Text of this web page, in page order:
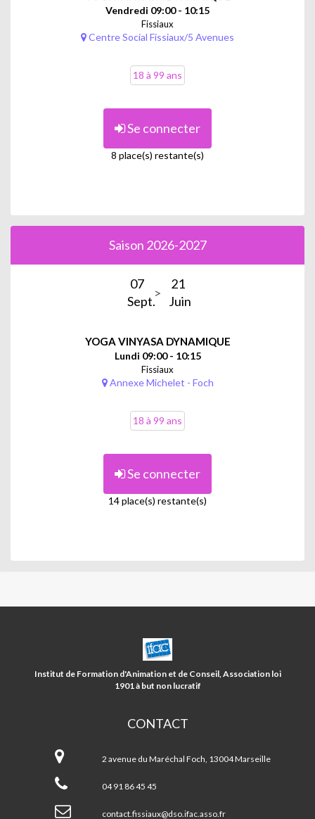
Vendredi 09:00 - 10:15
Fissiaux
Centre Social Fissiaux/5 Avenues
18 à 99 ans
Se connecter
8 place(s) restante(s)
Saison 2026-2027
07
Sept.
21
Juin
YOGA VINYASA DYNAMIQUE
Lundi 09:00 - 10:15
Fissiaux
Annexe Michelet - Foch
18 à 99 ans
Se connecter
14 place(s) restante(s)
CENTRE
SOCIAL
FISSIAUX/5
AVENUES
Institut de Formation d'Animation et de Conseil, Association loi
1901 à but non lucratif
CONTACT
social
FISSIAUX/5
AVENUES
2 avenue du Maréchal Foch, 13004 Marseille
04 91 86 45 45
contact.fissiaux@dso.ifac.asso.fr